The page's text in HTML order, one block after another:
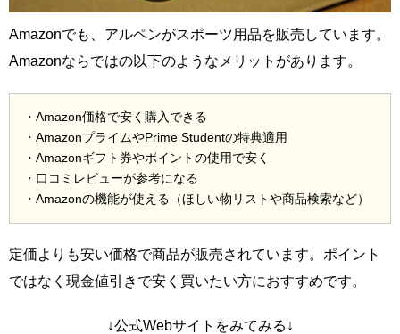
Amazonでも、アルペンがスポーツ用品を販売しています。
Amazonならではの以下のようなメリットがあります。
・Amazon価格で安く購入できる
・AmazonプライムやPrime Studentの特典適用
・Amazonギフト券やポイントの使用で安く
・口コミレビューが参考になる
・Amazonの機能が使える（ほしい物リストや商品検索など）
定価よりも安い価格で商品が販売されています。ポイント
ではなく現金値引きで安く買いたい方におすすめです。
↓公式Webサイトをみてみる↓